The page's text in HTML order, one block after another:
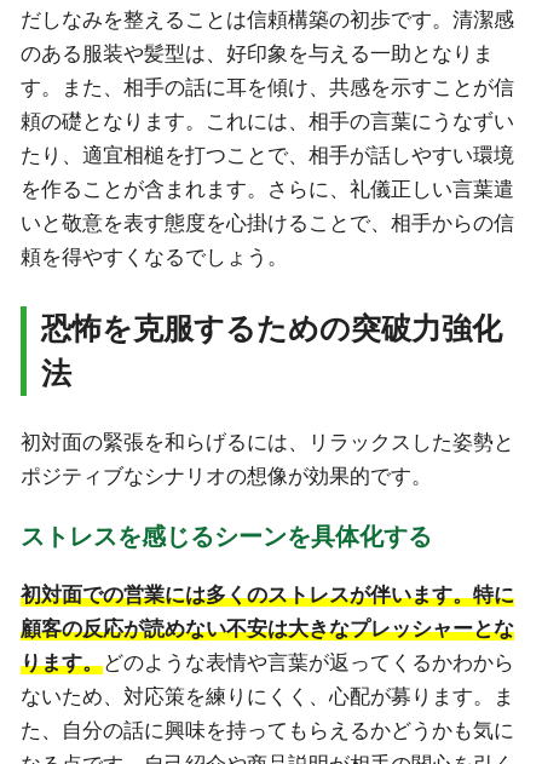
だしなみを整えることは信頼構築の初歩です。清潔感
のある服装や髪型は、好印象を与える一助となりま
す。また、相手の話に耳を傾け、共感を示すことが信
頼の礎となります。これには、相手の言葉にうなずい
たり、適宜相槌を打つことで、相手が話しやすい環境
を作ることが含まれます。さらに、礼儀正しい言葉遣
いと敬意を表す態度を心掛けることで、相手からの信
頼を得やすくなるでしょう。
恐怖を克服するための突破力強化
法
初対面の緊張を和らげるには、リラックスした姿勢と
ポジティブなシナリオの想像が効果的です。
ストレスを感じるシーンを具体化する
初対面での営業には多くのストレスが伴います。特に
顧客の反応が読めない不安は大きなプレッシャーとな
ります。どのような表情や言葉が返ってくるかわから
ないため、対応策を練りにくく、心配が募ります。ま
た、自分の話に興味を持ってもらえるかどうかも気に